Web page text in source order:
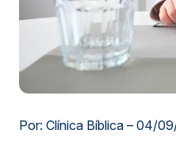
Otros Servicios
Investigación,
Sedes
Por: Clínica Bíblica – 04/